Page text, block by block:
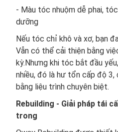
- Màu tóc nhuộm dễ phai,
dưỡng
Nếu tóc chỉ khô và xơ, bạn
Vẫn có thể cải thiện bằng
kỳ.Nhưng khi tóc bắt đầu
nhiều, đó là hư tổn cấp độ 3,
bằng liệu trình chuyên biệt.
Rebuilding - Giải pháp tái
trong